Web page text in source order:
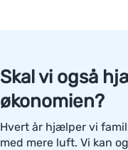
Skal vi også
økonomien?
Hvert år hjælper vi
med mere luft. Vi kan